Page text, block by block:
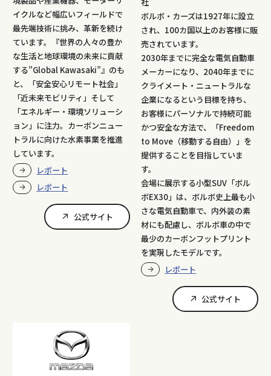
イクルなど幅広いフィールドで
最先端技術に挑み、革新を続け
ています。『世界の人々の豊か
な生活と地球環境の未来に貢献
する”Global Kawasaki”』のも
と、「安全安心リモート社会」
「近未来モビリティ」そして
「エネルギー・環境ソリューシ
ョン」に注力。カーボンニュー
トラルに向けた水素事業を推進
しています。
レポート
レポート
公式サイト
ボルボ・カーズは1927年に設立
され、100カ国以上のお客様に販
売されています。
2030年までに完全な電気自動車
メーカーになり、2040年までに
クライメート・ニュートラルな
企業になるという目標を持ち、
お客様にパーソナルで持続可能
かつ安全な方法で、「Freedom
to Move（移動する自由）」を
提供することを目指していま
す。
会場に展示する小型SUV「ボル
ボEX30」は、ボルボ史上最も小
さな電気自動車で、内外装の素
材にも配慮し、ボルボ車の中で
最少のカーボンフットプリント
を実現したモデルです。
レポート
公式サイト